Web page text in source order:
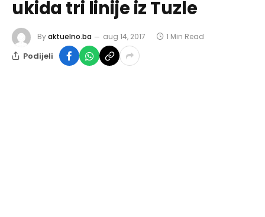
ukida tri linije iz Tuzle
Byaktuelno.ba aug 14, 2017 1 Min Read
Podijeli